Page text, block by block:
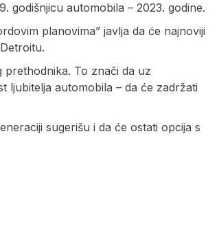
godišnjicu automobila – 2023. godine.
planovima” javlja da će najnoviji
To znači da uz
ljubitelja automobila – da će zadržati
sugerišu i da će ostati opcija s